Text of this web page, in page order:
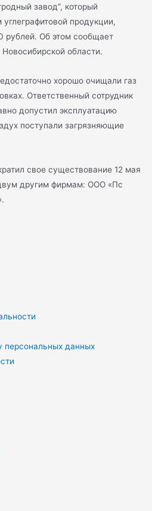
завод”, который
продукции,
рублей. Об этом сообщает
области.
хорошо очищали газ
Ответственный сотрудник
допустил эксплуатацию
поступали загрязняющие
свое существование 12 мая
другим фирмам: ООО «Пс
персональных данных